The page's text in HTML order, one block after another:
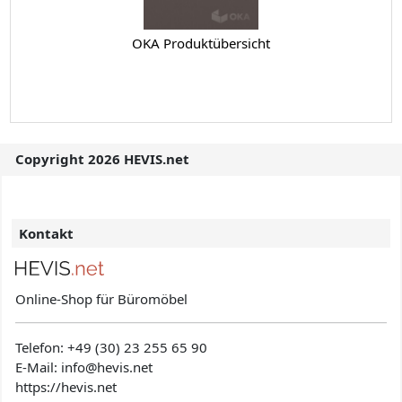
OKA Produktübersicht
Copyright 2026 HEVIS.net
Kontakt
Online-Shop für Büromöbel
Telefon:+49 (30) 23 255 65 90
E-Mail: info@hevis.net
https://hevis.net